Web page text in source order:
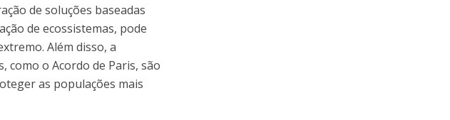
de soluções baseadas
de ecossistemas, pode
Além disso, a
como o Acordo de Paris, são
as populações mais